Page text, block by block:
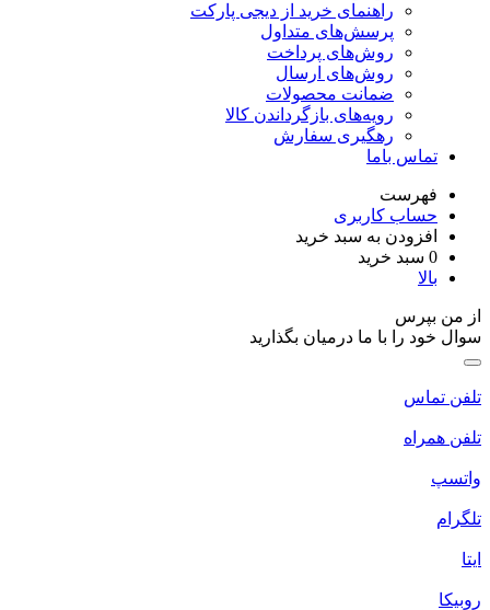
راهنمای خرید از دیجی پارکت
پرسش‌های متداول
روش‌های پرداخت
روش‌های ارسال
ضمانت محصولات
رویه‌های بازگرداندن کالا
رهگیری سفارش
باما
کاربری
به سبد خرید
سبد خرید
را با ما درمیان بگذارید